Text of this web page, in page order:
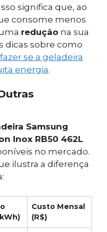
significa que, ao
consome menos
redução na sua
dicas sobre como
se a geladeira
energia.
Samsung
Inox RB50 462L
no mercado.
ilustra a diferença
Custo Mensal
(R$)